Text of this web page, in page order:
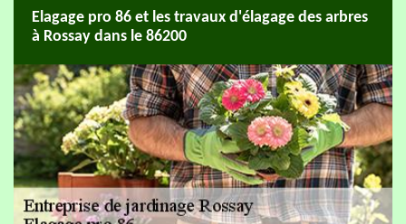
Elagage pro 86 et les travaux d'élagage des arbres
à Rossay dans le 86200